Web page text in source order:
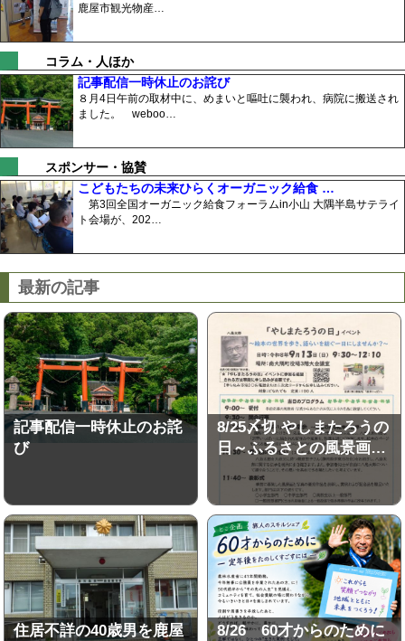
鹿屋市観光物産…
コラム・人ほか
記事配信一時休止のお詫び
８月4日午前の取材中に、めまいと嘔吐に襲われ、病院に搬送され
ました。 weboo…
スポンサー・協賛
こどもたちの未来ひらくオーガニック給食 …
第3回全国オーガニック給食フォーラムin小山 大隅半島サテライ
ト会場が、202…
最新の記事
記事配信一時休止のお詫
び
8/25〆切 やしまたろうの
日～ふるさとの風景画…
住居不詳の40歳男を鹿屋
8/26 60才からのために